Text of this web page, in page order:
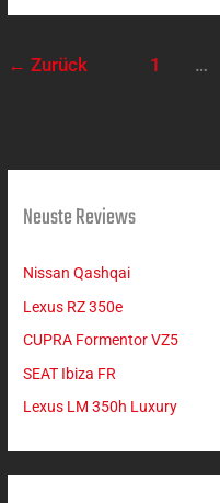
← Zurück 1 …
Neuste Reviews
Nissan Qashqai
Lexus RZ 350e
CUPRA Formentor VZ5
SEAT Ibiza FR
Lexus LM 350h Luxury